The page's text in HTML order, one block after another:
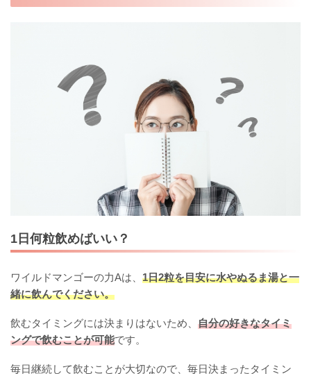
1日何粒飲めばいい？
ワイルドマンゴーの力Aは、 1日2粒を目安に水やぬるま湯と一
緒に飲んでください。
飲むタイミングには決まりはないため、 自分の好きなタイミ
ングで飲むことが可能です。
毎日継続して飲むことが大切なので、毎日決まったタイミン